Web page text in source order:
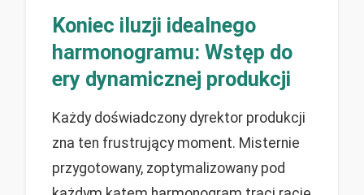
Koniec iluzji idealnego
harmonogramu: Wstęp do
ery dynamicznej produkcji
Każdy doświadczony dyrektor produkcji
zna ten frustrujący moment. Misternie
przygotowany, zoptymalizowany pod